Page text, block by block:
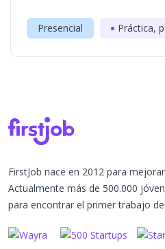
Presencial Práctica,
FirstJob nace en 2012 para
Actualmente más de 500.000
para encontrar el primer trabajo